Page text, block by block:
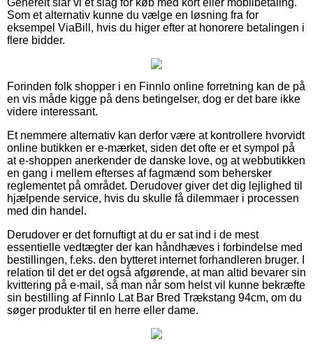
Som et alternativ kunne du vælge en løsning fra for
eksempel ViaBill, hvis du higer efter at honorere betalingen i
flere bidder.
Forinden folk shopper i en Finnlo online forretning kan de på
en vis måde kigge på dens betingelser, dog er det bare ikke
videre interessant.
Et nemmere alternativ kan derfor være at kontrollere hvorvidt
online butikken er e-mærket, siden det ofte er et sympol på
at e-shoppen anerkender de danske love, og at webbutikken
en gang i mellem efterses af fagmænd som behersker
reglementet på området. Derudover giver det dig lejlighed til
hjælpende service, hvis du skulle få dilemmaer i processen
med din handel.
Derudover er det fornuftigt at du er sat ind i de mest
essentielle vedtægter der kan håndhæves i forbindelse med
bestillingen, f.eks. den bytteret internet forhandleren bruger. I
relation til det er det også afgørende, at man altid bevarer sin
kvittering på e-mail, så man når som helst vil kunne bekræfte
sin bestilling af Finnlo Lat Bar Bred Trækstang 94cm, om du
søger produkter til en herre eller dame.